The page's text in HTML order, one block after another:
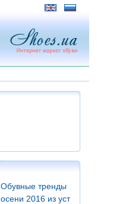
Обувные тренды
осени 2016 из уст